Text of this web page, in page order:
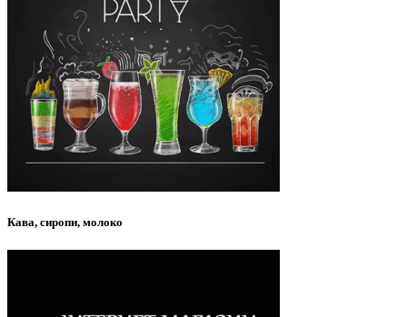
Кава, сиропи, молоко